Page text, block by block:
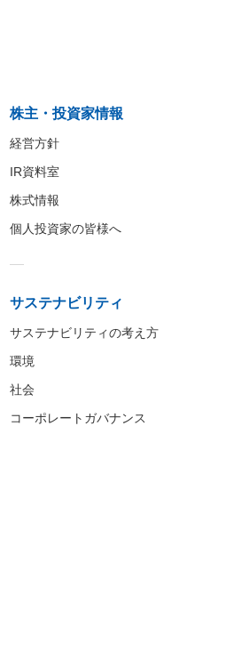
株主・投資家情報
経営方針
IR資料室
株式情報
個人投資家の皆様へ
サステナビリティ
サステナビリティの考え方
環境
社会
コーポレートガバナンス